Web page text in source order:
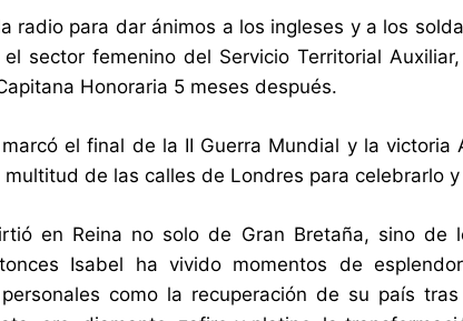
radio para dar ánimos a los ingleses y a los
sector femenino del Servicio Territorial
Honoraria 5 meses después.
el final de la II Guerra Mundial y la victoria
de las calles de Londres para celebrarlo
en Reina no solo de Gran Bretaña, sino de
Isabel ha vivido momentos de
como la recuperación de su país